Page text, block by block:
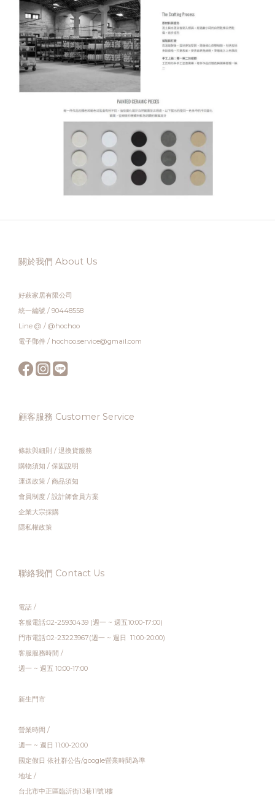
關於我們 About Us
好萩家居有限公司
統一編號 / 90448558
Line @ / @hochoo
電子郵件 / hochoo.service@gmail.com
顧客服務 Customer Service
條款與細則 / 退換貨服務
購物須知 / 保固說明
運送政策 / 商品須知
會員制度 / 設計師會員方案
企業大宗採購
隱私權政策
聯絡我們 Contact Us
電話 /
客服電話:02-25930439 (週一 ~ 週五10:00-17:00)
門市電話:02-23223967(週一 ~ 週日 11:00-20:00)
客服服務時間 /
週一 ~ 週五 10:00-17:00
新生門市
營業時間 /
週一 ~ 週日 11:00-20:00
國定假日 依社群公告/google營業時間為準
地址 /
台北市中正區臨沂街13巷11號1樓